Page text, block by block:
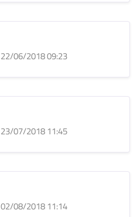
06/2018 09:23
07/2018 11:45
08/2018 11:14